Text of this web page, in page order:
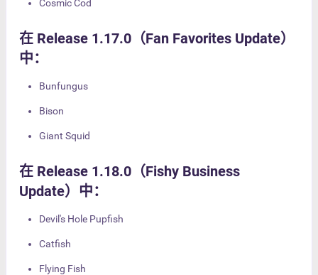
Cosmic Cod
在 Release 1.17.0（Fan Favorites Update）
中：
Bunfungus
Bison
Giant Squid
在 Release 1.18.0（Fishy Business
Update）中：
Devil's Hole Pupfish
Catfish
Flying Fish